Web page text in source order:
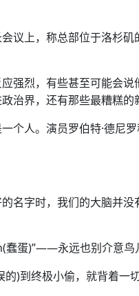
议上，称总部位于洛杉矶
强烈，有些甚至可能会
治界，还有那些最糟糕的
个人。演员罗伯特·德尼
名字时，我们的大脑并
蛋)”——永远也别介意鸟
)到终极小偷，就背着一切